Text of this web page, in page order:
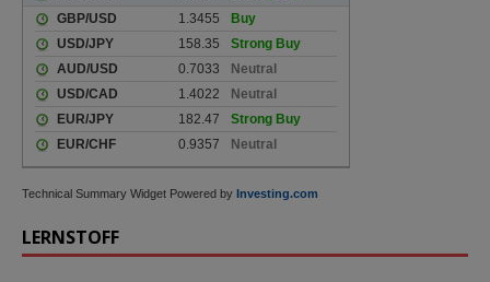
Technical Summary Widget Powered by Investing.com
LERNSTOFF